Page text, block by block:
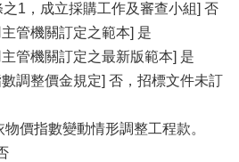
1，成立採購工作及審查小組] 否
管機關訂定之範本] 是
管機關訂定之最新版範本] 是
調整價金規定] 否，招標文件未訂
價指數變動情形調整工程款。